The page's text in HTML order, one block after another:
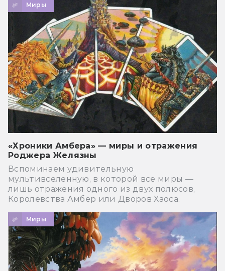
Миры
«Хроники Амбера» — миры и отражения
Роджера Желязны
Вспоминаем удивительную
мультивселенную, в которой все миры —
лишь отражения одного из двух полюсов,
Королевства Амбер или Дворов Хаоса.
Миры